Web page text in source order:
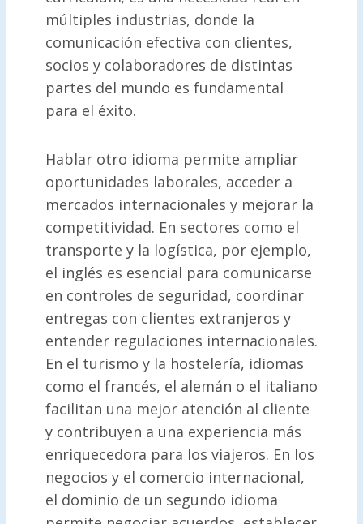
múltiples industrias, donde la
comunicación efectiva con clientes,
socios y colaboradores de distintas
partes del mundo es fundamental
para el éxito.
Hablar otro idioma permite ampliar
oportunidades laborales, acceder a
mercados internacionales y mejorar la
competitividad. En sectores como el
transporte y la logística, por ejemplo,
el inglés es esencial para comunicarse
en controles de seguridad, coordinar
entregas con clientes extranjeros y
entender regulaciones internacionales.
En el turismo y la hostelería, idiomas
como el francés, el alemán o el italiano
facilitan una mejor atención al cliente
y contribuyen a una experiencia más
enriquecedora para los viajeros. En los
negocios y el comercio internacional,
el dominio de un segundo idioma